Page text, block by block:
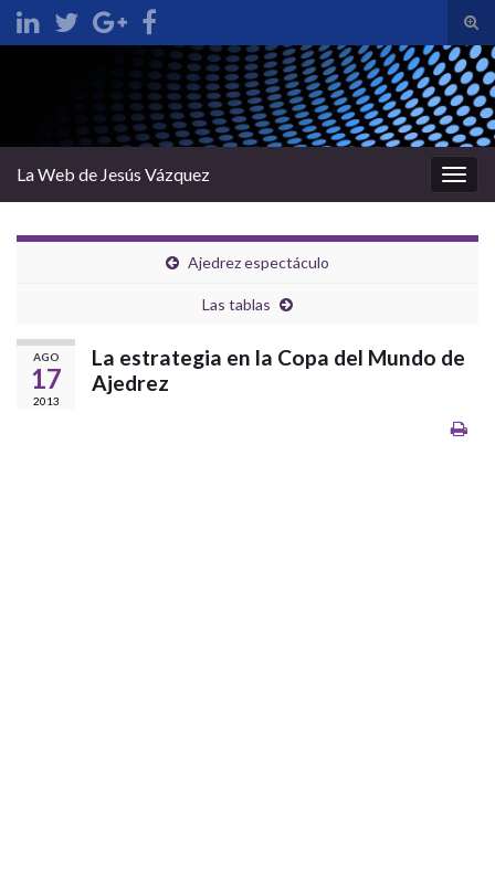
el
de
Search for:
la
La Web de Jesús Vázquez
Ajedrez espectáculo
Las tablas
AGO
17
2013
La estrategia en la Copa del Mundo de
Ajedrez